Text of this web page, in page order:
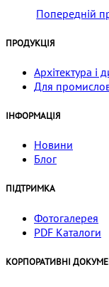
Попередній
ПРОДУКЦІЯ
Архітектура і
Для
ІНФОРМАЦІЯ
Новини
Блог
ПІДТРИМКА
Фотогалерея
PDF Каталоги
КОРПОРАТИВНІ